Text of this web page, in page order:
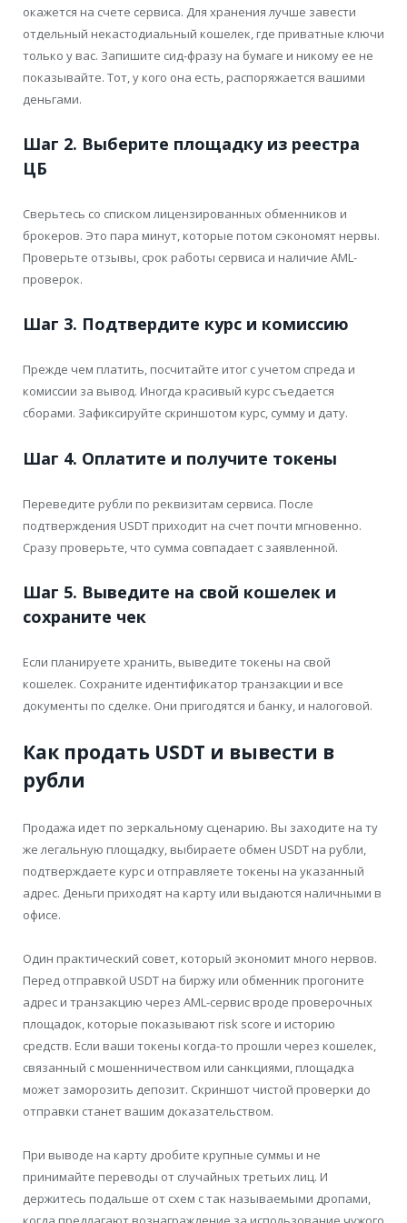
окажется на счете сервиса. Для хранения лучше завести
отдельный некастодиальный кошелек, где приватные ключи
только у вас. Запишите сид-фразу на бумаге и никому ее не
показывайте. Тот, у кого она есть, распоряжается вашими
деньгами.
Шаг 2. Выберите площадку из реестра
ЦБ
Сверьтесь со списком лицензированных обменников и
брокеров. Это пара минут, которые потом сэкономят нервы.
Проверьте отзывы, срок работы сервиса и наличие AML-
проверок.
Шаг 3. Подтвердите курс и комиссию
Прежде чем платить, посчитайте итог с учетом спреда и
комиссии за вывод. Иногда красивый курс съедается
сборами. Зафиксируйте скриншотом курс, сумму и дату.
Шаг 4. Оплатите и получите токены
Переведите рубли по реквизитам сервиса. После
подтверждения USDT приходит на счет почти мгновенно.
Сразу проверьте, что сумма совпадает с заявленной.
Шаг 5. Выведите на свой кошелек и
сохраните чек
Если планируете хранить, выведите токены на свой
кошелек. Сохраните идентификатор транзакции и все
документы по сделке. Они пригодятся и банку, и налоговой.
Как продать USDT и вывести в
рубли
Продажа идет по зеркальному сценарию. Вы заходите на ту
же легальную площадку, выбираете обмен USDT на рубли,
подтверждаете курс и отправляете токены на указанный
адрес. Деньги приходят на карту или выдаются наличными в
офисе.
Один практический совет, который экономит много нервов.
Перед отправкой USDT на биржу или обменник прогоните
адрес и транзакцию через AML-сервис вроде проверочных
площадок, которые показывают risk score и историю
средств. Если ваши токены когда-то прошли через кошелек,
связанный с мошенничеством или санкциями, площадка
может заморозить депозит. Скриншот чистой проверки до
отправки станет вашим доказательством.
При выводе на карту дробите крупные суммы и не
принимайте переводы от случайных третьих лиц. И
держитесь подальше от схем с так называемыми дропами,